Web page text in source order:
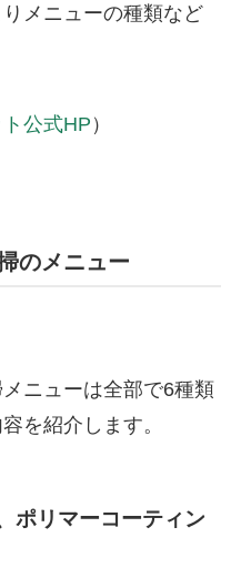
メニューの種類など
公式HP）
のメニュー
ニューは全部で6種類
を紹介します。
ポリマーコーティン